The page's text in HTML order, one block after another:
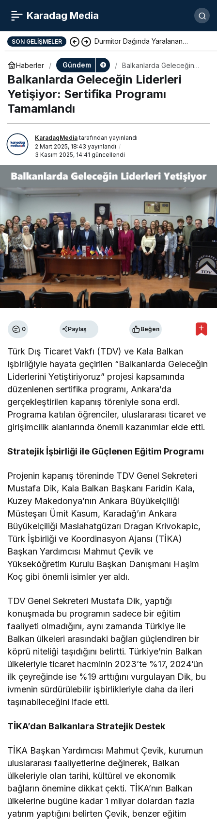
Karadag Media
SON GELIŞMELER Kotor Polisi Düzenlediği
Operasyonla Bir Uyuşturucu
Satıcısını Tutukladı
Haberler Gündem
Balkanlarda Geleceğin
Liderleri Yetişiyor:
Sertifika Programı
Tamamlandı
Balkanlarda Geleceğin Liderleri
Yetişiyor: Sertifika Programı
Tamamlandı
KaradagMediatarafından yayınlandı
2 Mart 2025, 18:43 yayınlandı
3 Kasım 2025, 14:41 güncellendi
0 Paylaş Beğen
Türk Dış Ticaret Vakfı (TDV) ve Kala Balkan
işbirliğiyle hayata geçirilen “Balkanlarda Geleceğin
Liderlerini Yetiştiriyoruz” projesi kapsamında
düzenlenen sertifika programı, Ankara’da
gerçekleştirilen kapanış töreniyle sona erdi.
Programa katılan öğrenciler, uluslararası ticaret ve
girişimcilik alanlarında önemli kazanımlar elde etti.
Stratejik İşbirliği ile Güçlenen Eğitim Programı
Projenin kapanış töreninde TDV Genel Sekreteri
Mustafa Dik, Kala Balkan Başkanı Faridin Kala,
Kuzey Makedonya’nın Ankara Büyükelçiliği
Müsteşarı Ümit Kasum, Karadağ’ın Ankara
Büyükelçiliği Maslahatgüzarı Dragan Krivokapic,
Türk İşbirliği ve Koordinasyon Ajansı (TİKA)
Başkan Yardımcısı Mahmut Çevik ve
Yükseköğretim Kurulu Başkan Danışmanı Haşim
Koç gibi önemli isimler yer aldı.
TDV Genel Sekreteri Mustafa Dik, yaptığı
konuşmada bu programın sadece bir eğitim
faaliyeti olmadığını, aynı zamanda Türkiye ile
Balkan ülkeleri arasındaki bağları güçlendiren bir
köprü niteliği taşıdığını belirtti. Türkiye’nin Balkan
ülkeleriyle ticaret hacminin 2023’te %17, 2024’ün
ilk çeyreğinde ise %19 arttığını vurgulayan Dik, bu
ivmenin sürdürülebilir işbirlikleriyle daha da ileri
taşınabileceğini ifade etti.
TİKA’dan Balkanlara Stratejik Destek
TİKA Başkan Yardımcısı Mahmut Çevik, kurumun
uluslararası faaliyetlerine değinerek, Balkan
ülkeleriyle olan tarihi, kültürel ve ekonomik
bağların önemine dikkat çekti. TİKA’nın Balkan
ülkelerine bugüne kadar 1 milyar dolardan fazla
yatırım yaptığını belirten Çevik, benzer eğitim